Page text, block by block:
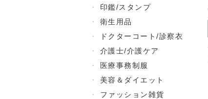
・
印鑑/スタンプ
・
衛生用品
・
ドクターコート/診察衣
・
介護士/介護ケア
・
医療事務制服
・
美容＆ダイエット
・
ファッション雑貨